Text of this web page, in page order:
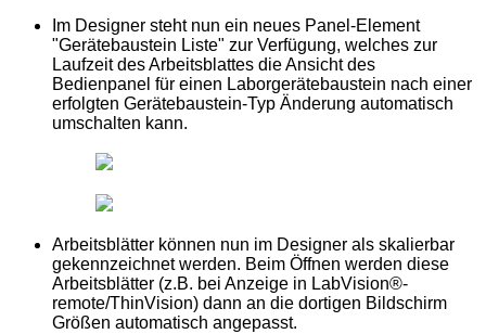
Im Designer steht nun ein neues Panel-Element
"Gerätebaustein Liste" zur Verfügung, welches zur
Laufzeit des Arbeitsblattes die Ansicht des
Bedienpanel für einen Laborgerätebaustein nach einer
erfolgten Gerätebaustein-Typ Änderung automatisch
umschalten kann.
Arbeitsblätter können nun im Designer als skalierbar
gekennzeichnet werden. Beim Öffnen werden diese
Arbeitsblätter (z.B. bei Anzeige in LabVision®-
remote/ThinVision) dann an die dortigen Bildschirm
Größen automatisch angepasst.